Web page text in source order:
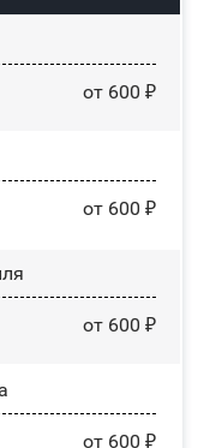
от 600 ₽
от 600 ₽
от 600 ₽
от 600 ₽